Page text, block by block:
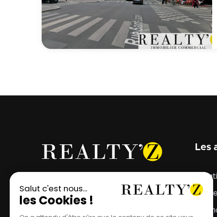
Votre projet mérite
l'emplacement parfait.
Les
Vente